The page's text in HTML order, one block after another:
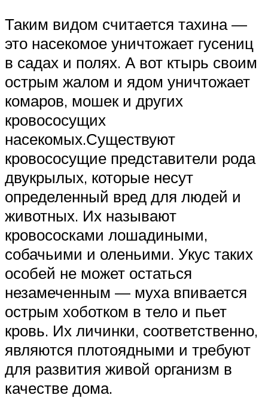
Таким видом считается тахина —
это насекомое уничтожает гусениц
в садах и полях. А вот ктырь своим
острым жалом и ядом уничтожает
комаров, мошек и других
кровососущих
насекомых.Существуют
кровососущие представители рода
двукрылых, которые несут
определенный вред для людей и
животных. Их называют
кровососками лошадиными,
собачьими и оленьими. Укус таких
особей не может остаться
незамеченным — муха впивается
острым хоботком в тело и пьет
кровь. Их личинки, соответственно,
являются плотоядными и требуют
для развития живой организм в
качестве дома.